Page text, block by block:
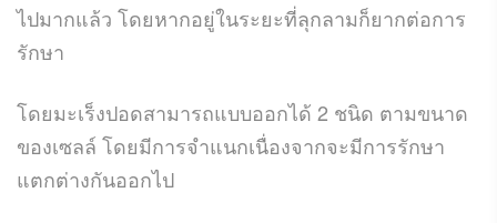
ไปมากแล้ว โดยหากอยู่ในระยะที่ลุกลามก็ยากต่อการ
รักษา
โดยมะเร็งปอดสามารถแบบออกได้ 2 ชนิด ตามขนาด
ของเซลล์ โดยมีการจำแนกเนื่องจากจะมีการรักษา
แตกต่างกันออกไป